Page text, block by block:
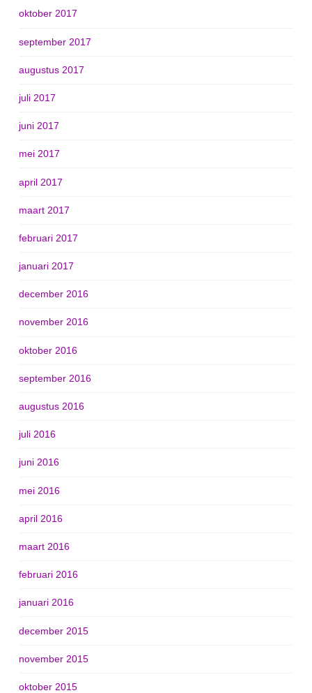
oktober 2017
september 2017
augustus 2017
juli 2017
juni 2017
mei 2017
april 2017
maart 2017
februari 2017
januari 2017
december 2016
november 2016
oktober 2016
september 2016
augustus 2016
juli 2016
juni 2016
mei 2016
april 2016
maart 2016
februari 2016
januari 2016
december 2015
november 2015
oktober 2015